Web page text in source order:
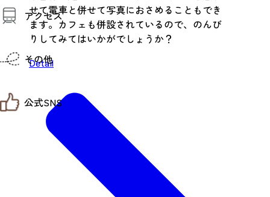
観光案内
お役立ち情報
観光アプリ
仙台観光マップ
アクセス
仙台までの経路検索
市内の交通情報
お得なチケット
その他
お問い合わせ
教育旅行
観光マップ
せんだい旅日和とは
サイト利用規約
プライバシーポリシー
仙臺写真館フォトギャラリー
公式SNS
せんだい旅日和 X
せんだい旅日和 Instagram
せんだい旅日和 Facebook
仙台旅先体験コレクション Facebook
仙台旅先体験コレクション Instagaram
せて電車と併せて写真におさめることもでき
ます。カフェも併設されているので、のんび
りしてみてはいかがでしょうか？
Detail